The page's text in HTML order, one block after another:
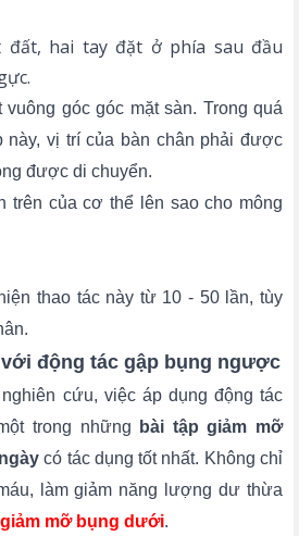
đất, hai tay đặt ở phía sau đầu
góc góc mặt sàn. Trong quá
này, vị trí của bàn chân phải được
được di chuyển.
trên của cơ thể lên sao cho mông
thao tác này từ 10 - 50 lần, tùy
động tác gập bụng ngược
cứu, việc áp dụng động tác
trong những
bài tập giảm mỡ
có tác dụng tốt nhất. Không chỉ
làm giảm năng lượng dư thừa
giảm mỡ bụng dưới.